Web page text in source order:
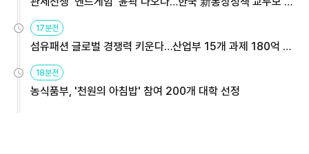
17분전
섬유패션 글로벌 경쟁력 키운다…산업부 15개 과제 180억 지
18분전
농식품부, '천원의 아침밥' 참여 200개 대학 선정